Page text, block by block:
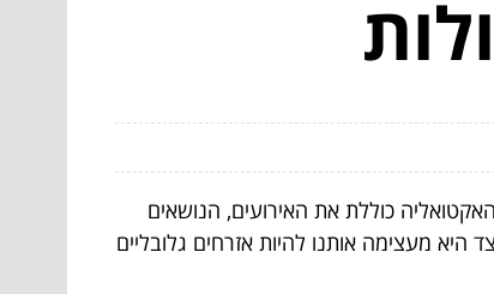
כוללת את האירועים, הנושאים
מעצימה אותנו להיות אזרחים גלובליים